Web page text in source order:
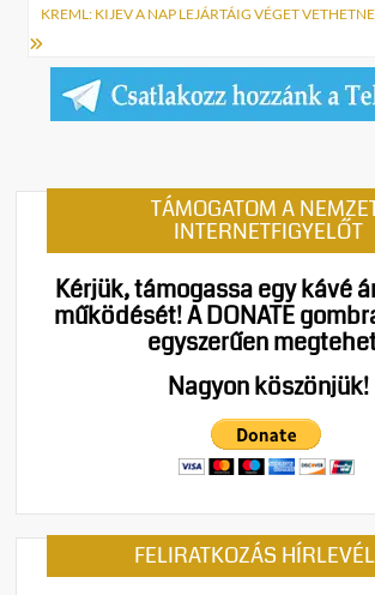
KREML: KIJEV A NAP LEJÁRTÁIG VÉGET
TÁMOGATOM A
INTERNETFIGYELŐT
Kérjük, támogassa egy kávé
működését!A DONATE
egyszerűen
Nagyon köszönjük!
FELIRATKOZÁS